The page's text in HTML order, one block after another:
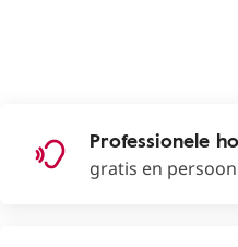
Professionele
gratis en